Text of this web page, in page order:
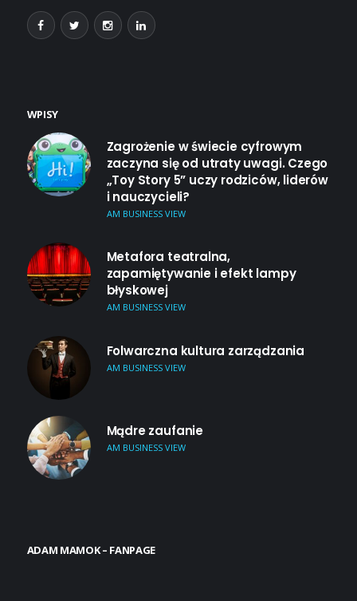
WPISY
Zagrożenie w świecie cyfrowym
zaczyna się od utraty uwagi. Czego
„Toy Story 5” uczy rodziców, liderów
i nauczycieli?
AM BUSINESS VIEW
Metafora teatralna,
zapamiętywanie i efekt lampy
błyskowej
AM BUSINESS VIEW
Folwarczna kultura zarządzania
AM BUSINESS VIEW
Mądre zaufanie
AM BUSINESS VIEW
ADAM MAMOK – FANPAGE